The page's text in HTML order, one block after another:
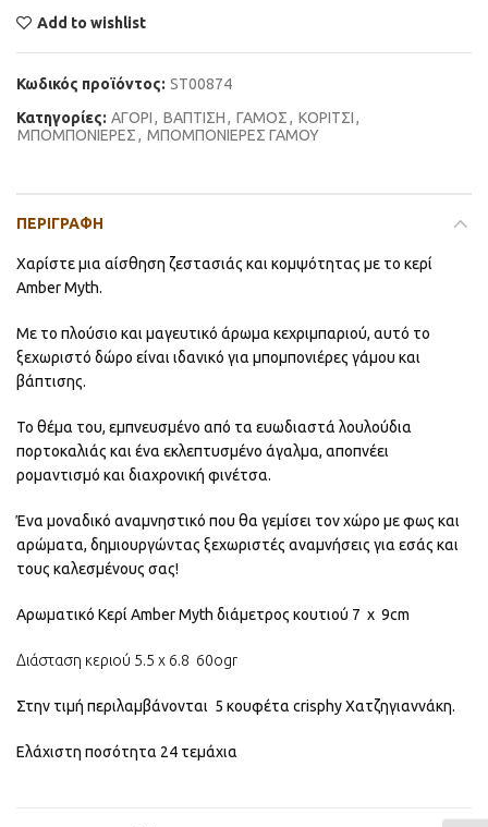
Add to wishlist
Κωδικός προϊόντος: ST00874
Κατηγορίες: ΑΓΟΡΙ, ΒΑΠΤΙΣΗ, ΓΑΜΟΣ, ΚΟΡΙΤΣΙ,
ΜΠΟΜΠΟΝΙΕΡΕΣ, ΜΠΟΜΠΟΝΙΕΡΕΣ ΓΑΜΟΥ
ΠΕΡΙΓΡΑΦΉ
Χαρίστε μια αίσθηση ζεστασιάς και κομψότητας με το κερί
Amber Myth.
Με το πλούσιο και μαγευτικό άρωμα κεχριμπαριού, αυτό το
ξεχωριστό δώρο είναι ιδανικό για μπομπονιέρες γάμου και
βάπτισης.
Το θέμα του, εμπνευσμένο από τα ευωδιαστά λουλούδια
πορτοκαλιάς και ένα εκλεπτυσμένο άγαλμα, αποπνέει
ρομαντισμό και διαχρονική φινέτσα.
Ένα μοναδικό αναμνηστικό που θα γεμίσει τον χώρο με φως και
αρώματα, δημιουργώντας ξεχωριστές αναμνήσεις για εσάς και
τους καλεσμένους σας!
Αρωματικό Κερί Amber Myth διάμετρος κουτιού 7 x 9cm
Διάσταση κεριού 5.5 χ 6.8 60ogr
Στην τιμή περιλαμβάνονται 5 κουφέτα crisphy Χατζηγιαννάκη.
Ελάχιστη ποσότητα 24 τεμάχια